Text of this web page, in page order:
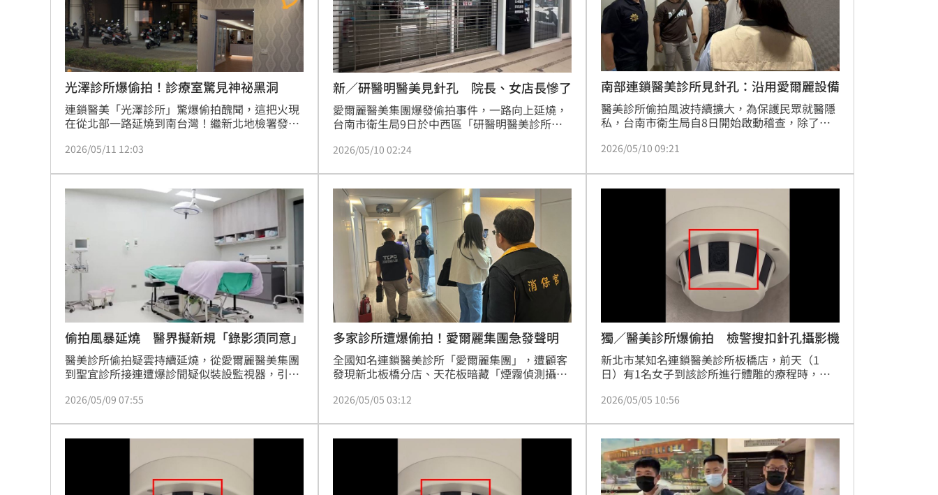
光澤診所爆偷拍！診療室驚見神祕黑洞
連鎖醫美「光澤診所」驚爆偷拍醜聞，這把火現
在從北部一路延燒到南台灣！繼新北地檢署發動
刑大、衛生局兵分多路直搗位於博愛一路的分
發現兩處「詭異缺口」，疑似就是先前安裝鏡頭
的位置，儘管業者緊急「拆機」企圖滅證，但檢
警查扣主機後，仍發現多名女客的上半身隱私部
2026/05/11 12:03
新／研醫明醫美見針孔 院長、女店長慘了
愛爾麗醫美集團爆發偷拍事件，一路向上延燒，
台南市衛生局9日於中西區「研醫明醫美診所」
獲疑似針孔攝影設備，衛生局隨即依程序封存現
複訊後，諭知所吳姓負責人30萬元交保，劉姓店
長5萬元交保，全案偵辦中。
2026/05/10 02:24
南部連鎖醫美診所見針孔：沿用愛爾麗設備
醫美診所偷拍風波持續擴大，為保護民眾就醫隱
私，台南市衛生局自8日開始啟動稽查，除了針
診所，9日於中西區「研醫明醫美診所」執行稽
攝影設備，衛生局隨即依程序封存現場，並通報
檢警單位到場指揮偵辦。
2026/05/10 09:21
偷拍風暴延燒 醫界擬新規「錄影須同意」
醫美診所偷拍疑雲持續延燒，從愛爾麗醫美集團
到聖宜診所接連遭爆診間疑似裝設監視器，引發
會全聯會理事長陳相國表示，未來將研議統一規
取得同意，預計1個月內擬定相關指引。
2026/05/09 07:55
多家診所遭爆偷拍！愛爾麗集團急發聲明
全國知名連鎖醫美診所「愛爾麗集團」，遭顧客
發現新北板橋分店、天花板暗藏「煙霧偵測攝影
專組朝《刑法》妨害性隱私與妨害隱私等罪偵
18間分店，已查扣多部「偽裝偵煙型攝影機」。
對此，「愛爾麗集團」發布聲明，強調感到非常
震驚，已立即進行內控管理的調查，並配合警方
進行了解中。
2026/05/05 03:12
獨／醫美診所爆偷拍 檢警搜扣針孔攝影機
新北市某知名連鎖醫美診所板橋店，前天（1
日）有1名女子到該診所進行體雕的療程時，發
經女子詢問在場美容師時，被告知是煙霧偵測
個煙霧偵測器，覺得有詭，於是在療程結束後，
女子向轄區警方報案，目前由新北地檢署婦幼專
組朝《刑法》妨害性隱私與妨害隱私等罪偵辦。
據了解，昨天檢警發動搜索該連鎖醫美共18間分
店，查扣多部「偽裝偵煙型
2026/05/05 10:56